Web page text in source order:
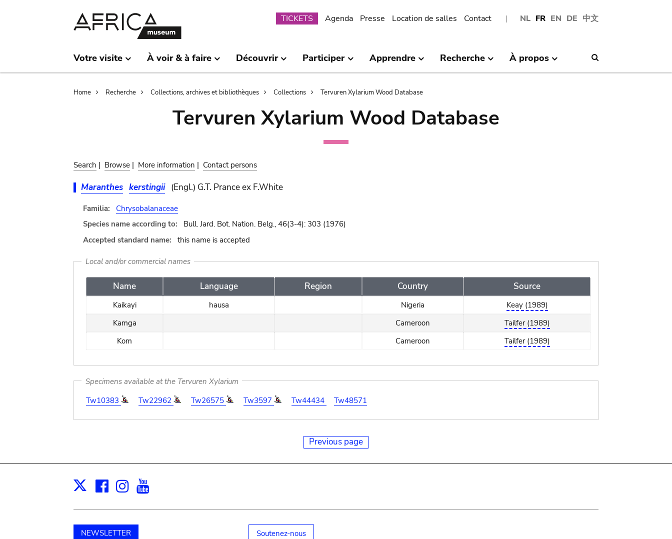
NL FR EN DE 中文
Submenu
TICKETS Agenda Presse Location de salles Contact
Votre visite À voir & à faire Découvrir Participer Apprendre Recherche À propos
Breadcrumb
Home Recherche Collections, archives et bibliothèques Collections Tervuren Xylarium Wood Database
Tervuren Xylarium Wood Database
Search | Browse | More information | Contact persons
Maranthes kerstingii (Engl.) G.T. Prance ex F.White
Familia:
Chrysobalanaceae
Species name according to:
Bull. Jard. Bot. Nation. Belg., 46(3-4): 303 (1976)
Accepted standard name:
this name is accepted
Local and/or commercial names
Name Language Region Country Source
Kaikayi hausa Nigeria
Keay (1989)
Kamga
Cameroon
Tailfer (1989)
Kom
Cameroon Tailfer (1989)
Specimens available at the Tervuren Xylarium
Tw10383
Tw22962 Tw26575 Tw3597 Tw44434 Tw48571
Previous page
X Facebook
Instagram
NEWSLETTER Soutenez-nous